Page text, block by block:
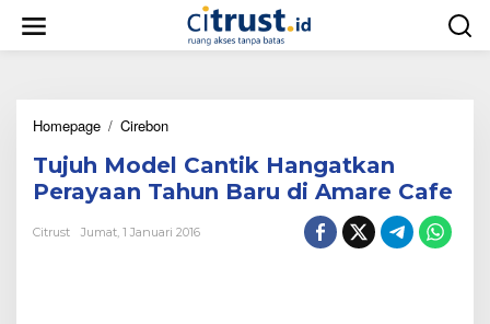
w
Homepage / Cirebon
j
u
h
M
o
Tujuh Model Cantik Hangatkan
Perayaan Tahun Baru di Amare Cafe
Citrust Jumat, 1 Januari 2016